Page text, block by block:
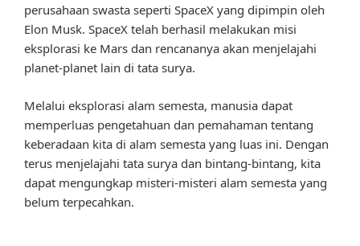
perusahaan swasta seperti SpaceX yang dipimpin oleh
Elon Musk. SpaceX telah berhasil melakukan misi
eksplorasi ke Mars dan rencananya akan menjelajahi
planet-planet lain di tata surya.
Melalui eksplorasi alam semesta, manusia dapat
memperluas pengetahuan dan pemahaman tentang
keberadaan kita di alam semesta yang luas ini. Dengan
terus menjelajahi tata surya dan bintang-bintang, kita
dapat mengungkap misteri-misteri alam semesta yang
belum terpecahkan.